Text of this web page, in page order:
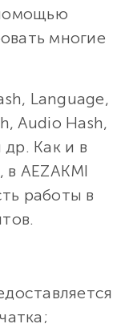
многие
Language,
Audio Hash,
др. Как и в
AEZAKMI
работы в